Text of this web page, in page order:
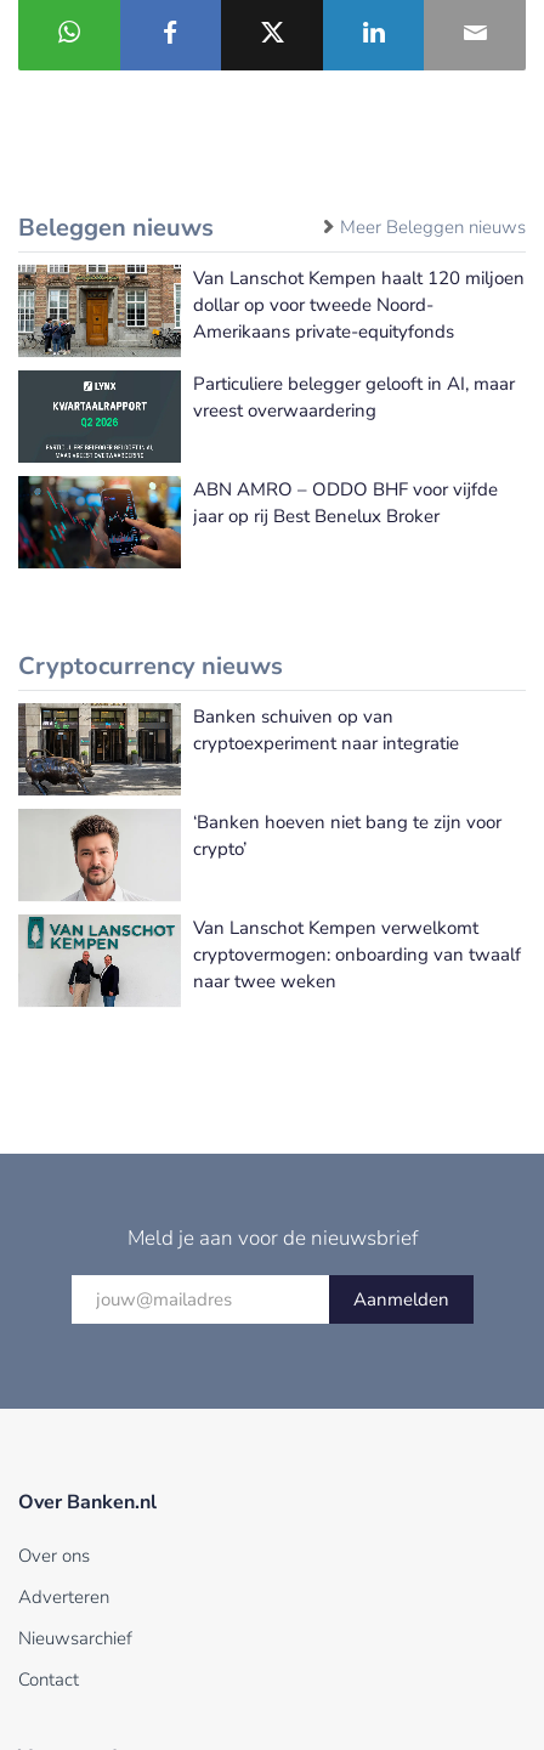
Beleggen nieuws Meer Beleggen nieuws
Van Lanschot Kempen haalt 120 miljoen
dollar op voor tweede Noord-
Amerikaans private-equityfonds
Particuliere belegger gelooft in AI, maar
vreest overwaardering
ABN AMRO – ODDO BHF voor vijfde
jaar op rij Best Benelux Broker
Cryptocurrency nieuws
Meer Cryptocurrency nieuws
Banken schuiven op van
cryptoexperiment naar integratie
‘Banken hoeven niet bang te zijn voor
crypto’
Van Lanschot Kempen verwelkomt
cryptovermogen: onboarding van twaalf
naar twee weken
Meld je aan voor de nieuwsbrief
Aanmelden
Over Banken.nl
Over ons
Adverteren
Nieuwsarchief
Contact